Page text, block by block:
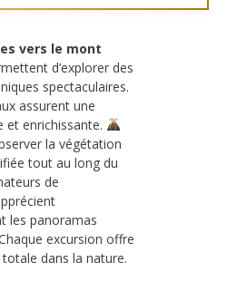
vers le mont
d’explorer des
spectaculaires.
assurent une
et enrichissante.
la végétation
tout au long du
de
les panoramas
excursion offre
dans la nature.